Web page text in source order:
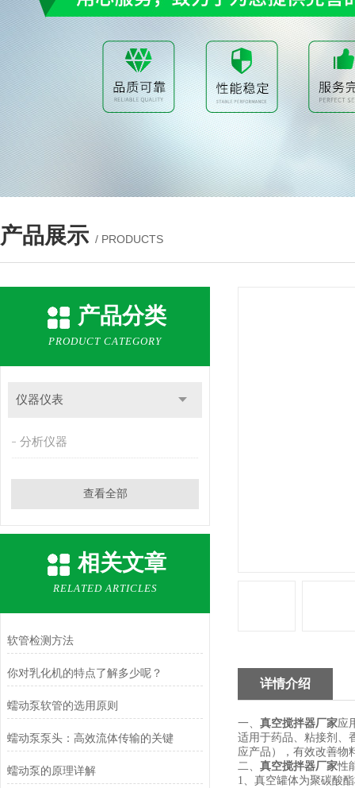
产品展示 / PRODUCTS
产品分类
PRODUCT CATEGORY
仪器仪表
分析仪器
查看全部
相关文章
RELATED ARTICLES
软管检测方法
你对乳化机的特点了解多少呢？
蠕动泵软管的选用原则
蠕动泵泵头：高效流体传输的关键
蠕动泵的原理详解
详情介绍
一、 真空搅拌器厂家应
适用于药品、粘接剂、
应产品），有效改善物
二、 真空搅拌器厂家性
1、真空罐体为聚碳酸